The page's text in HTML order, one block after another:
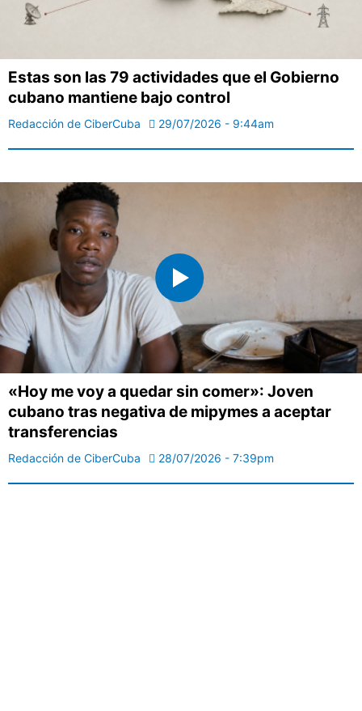
Estas son las 79 actividades que el Gobierno
cubano mantiene bajo control
Redacción de CiberCuba 29/07/2026 - 9:44am
«Hoy me voy a quedar sin comer»: Joven
cubano tras negativa de mipymes a aceptar
transferencias
Redacción de CiberCuba 28/07/2026 - 7:39pm